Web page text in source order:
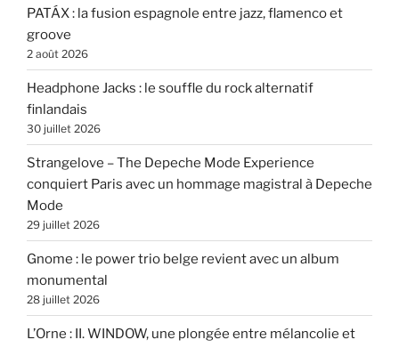
PATÁX : la fusion espagnole entre jazz, flamenco et
groove
2 août 2026
Headphone Jacks : le souffle du rock alternatif
finlandais
30 juillet 2026
Strangelove – The Depeche Mode Experience
conquiert Paris avec un hommage magistral à Depeche
Mode
29 juillet 2026
Gnome : le power trio belge revient avec un album
monumental
28 juillet 2026
L’Orne : II. WINDOW, une plongée entre mélancolie et